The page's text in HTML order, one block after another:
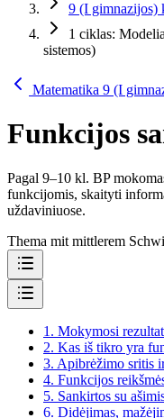
9 (I gimnazijos)
1 ciklas:
sistemos)
Matematika 9 (I
Funkcijos
Pagal 9–10 kl. BP
funkcijomis, skaityti
uždaviniuose.
Thema mit mittlerem
1. Mokymosi
2. Kas iš tikro yra
3. Apibrėžimo sritis
4. Funkcijos
5. Sankirtos su
6. Didėjimas,